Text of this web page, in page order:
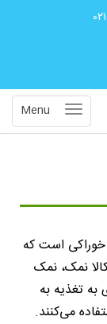
Menu
است که
نمک، نمک
به تغذیه به
می‌کنند.